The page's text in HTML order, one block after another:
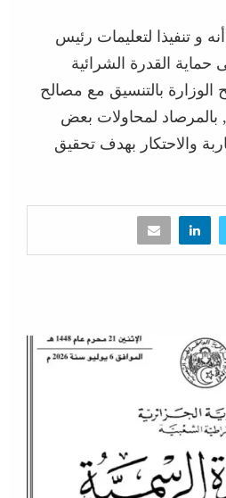
و تنفيذا لتعليمات رئيس
القدرة الشرائية
الوزارة بالتنسيق مع مصالح
بالمرصاد لمحاولات بعض
والاحتكار بهدف تحقيق